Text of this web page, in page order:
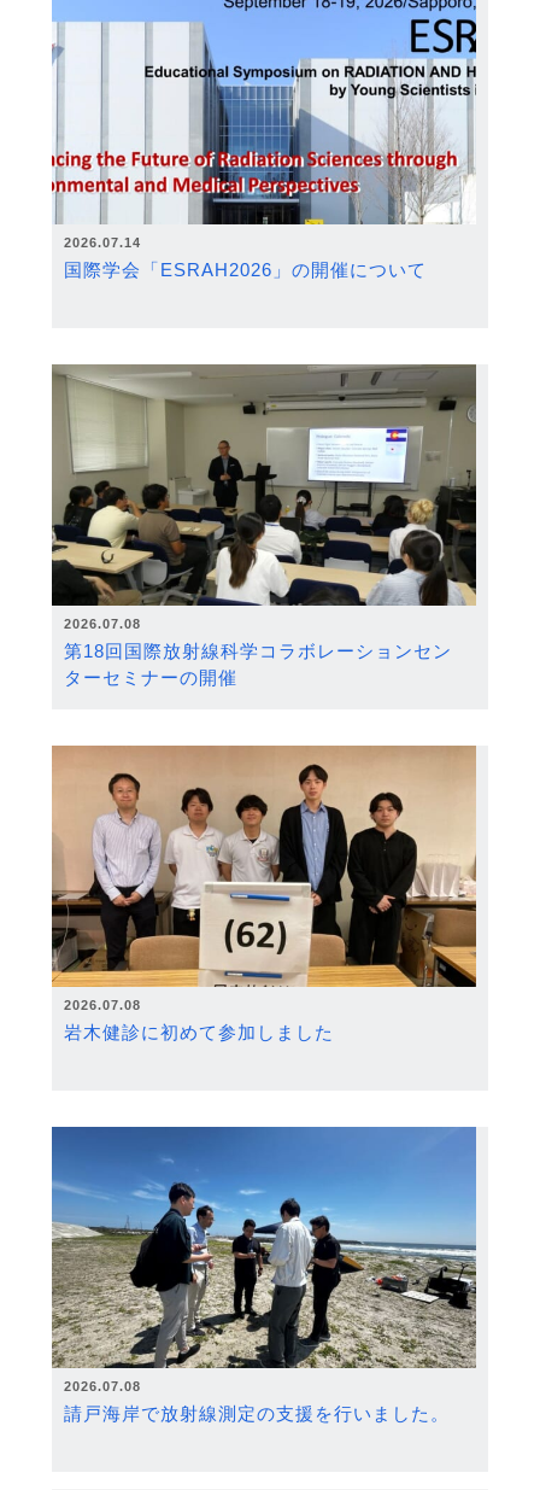
2026.07.14
国際学会「ESRAH2026」の開催について
2026.07.08
第18回国際放射線科学コラボレーションセン
ターセミナーの開催
2026.07.08
岩木健診に初めて参加しました
2026.07.08
請戸海岸で放射線測定の支援を行いました。